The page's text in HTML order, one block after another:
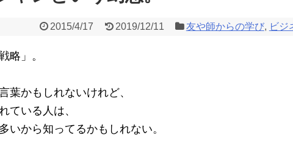
2015/4/17 2019/12/11 友や師からの学び, ビジ
略」。
葉かもしれないけれど、
ている人は、
いから知ってるかもしれない。